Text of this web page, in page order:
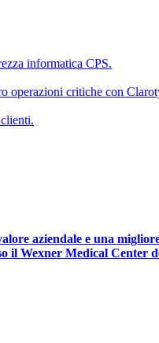
informatica CPS.
operazioni critiche con
aziendale e una
il Wexner Medical Center